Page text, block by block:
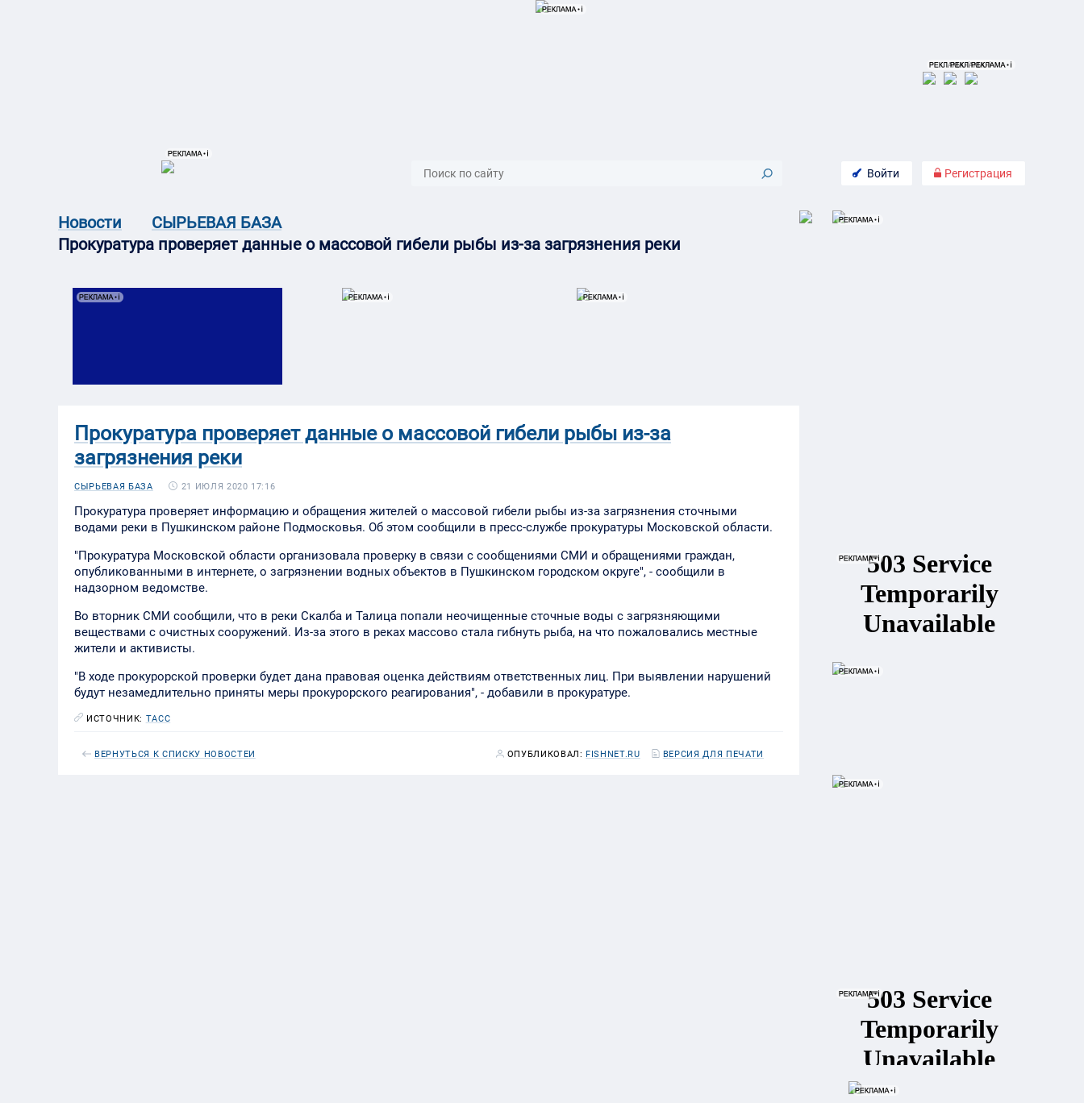
Войти Регистрация
Новости
СЫРЬЕВАЯ БАЗА
Прокуратура проверяет данные о массовой гибели рыбы из-за загрязнения реки
Прокуратура проверяет данные о массовой гибели рыбы из-за
загрязнения реки
СЫРЬЕВАЯ БАЗА 21 ИЮЛЯ 2020 17:16
Прокуратура проверяет информацию и обращения жителей о массовой гибели рыбы из-за загрязнения сточными
водами реки в Пушкинском районе Подмосковья. Об этом сообщили в пресс-службе прокуратуры Московской области.
"Прокуратура Московской области организовала проверку в связи с сообщениями СМИ и обращениями граждан,
опубликованными в интернете, о загрязнении водных объектов в Пушкинском городском округе", - сообщили в
надзорном ведомстве.
Во вторник СМИ сообщили, что в реки Скалба и Талица попали неочищенные сточные воды с загрязняющими
веществами с очистных сооружений. Из-за этого в реках массово стала гибнуть рыба, на что пожаловались местные
жители и активисты.
"В ходе прокурорской проверки будет дана правовая оценка действиям ответственных лиц. При выявлении нарушений
будут незамедлительно приняты меры прокурорского реагирования", - добавили в прокуратуре.
ИСТОЧНИК: ТАСС
ВЕРНУТЬСЯ К СПИСКУ НОВОСТЕЙ ОПУБЛИКОВАЛ: FISHNET.RU ВЕРСИЯ ДЛЯ ПЕЧАТИ